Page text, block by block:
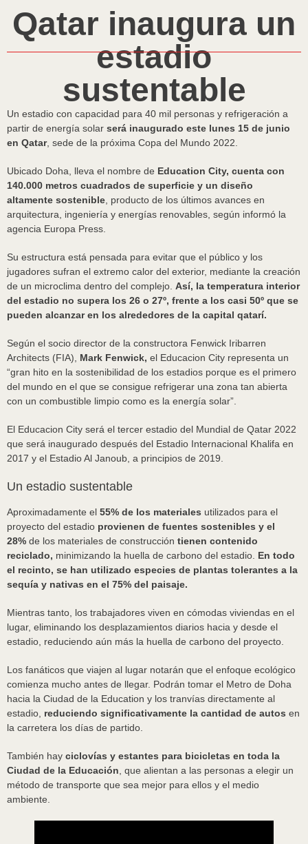
Qatar inaugura un
estadio
sustentable
Un estadio con capacidad para 40 mil personas y refrigeración a
partir de energía solar será inaugurado este lunes 15 de junio
en Qatar, sede de la próxima Copa del Mundo 2022.
Ubicado Doha, lleva el nombre de Education City, cuenta con
140.000 metros cuadrados de superficie y un diseño
altamente sostenible , producto de los últimos avances en
arquitectura, ingeniería y energías renovables, según informó la
agencia Europa Press.
Su estructura está pensada para evitar que el público y los
jugadores sufran el extremo calor del exterior, mediante la creación
de un microclima dentro del complejo. Así, la temperatura interior
del estadio no supera los 26 o 27º, frente a los casi 50º que se
pueden alcanzar en los alrededores de la capital qatarí.
Según el socio director de la constructora Fenwick Iribarren
Architects (FIA), Mark Fenwick, el Educacion City representa un
“gran hito en la sostenibilidad de los estadios porque es el primero
del mundo en el que se consigue refrigerar una zona tan abierta
con un combustible limpio como es la energía solar”.
El Educacion City será el tercer estadio del Mundial de Qatar 2022
que será inaugurado después del Estadio Internacional Khalifa en
2017 y el Estadio Al Janoub, a principios de 2019.
Un estadio sustentable
Aproximadamente el 55% de los materiales utilizados para el
proyecto del estadio provienen de fuentes sostenibles y el
28% de los materiales de construcción tienen contenido
reciclado, minimizando la huella de carbono del estadio. En todo
el recinto, se han utilizado especies de plantas tolerantes a la
sequía y nativas en el 75% del paisaje.
Mientras tanto, los trabajadores viven en cómodas viviendas en el
lugar, eliminando los desplazamientos diarios hacia y desde el
estadio, reduciendo aún más la huella de carbono del proyecto.
Los fanáticos que viajen al lugar notarán que el enfoque ecológico
comienza mucho antes de llegar. Podrán tomar el Metro de Doha
hacia la Ciudad de la Education y los tranvías directamente al
estadio, reduciendo significativamente la cantidad de autos en
la carretera los días de partido.
También hay ciclovías y estantes para bicicletas en toda la
Ciudad de la Educación , que alientan a las personas a elegir un
método de transporte que sea mejor para ellos y el medio
ambiente.